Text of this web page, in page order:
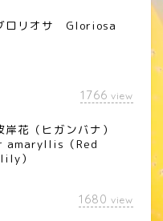
ロリオサ Gloriosa
1766 view
岸花（ヒガンバナ）
amaryllis（Red
）
1680 view